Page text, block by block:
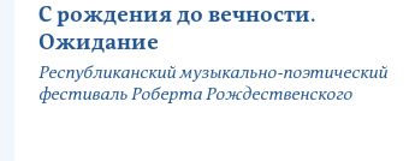
С рождения до вечности.
Ожидание
Республиканский музыкально-поэтический
фестиваль Роберта Рождественского